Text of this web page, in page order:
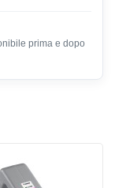
prima e dopo